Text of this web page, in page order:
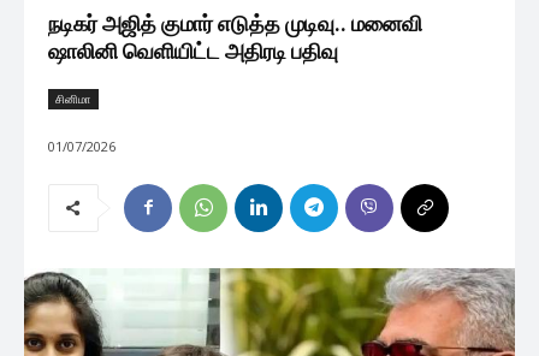
நடிகர் அஜித் குமார் எடுத்த முடிவு.. மனைவி
ஷாலினி வெளியிட்ட அதிரடி பதிவு
சினிமா
01/07/2026